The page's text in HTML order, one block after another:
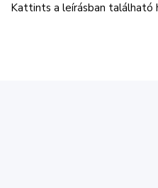
Kattints a leírásban található